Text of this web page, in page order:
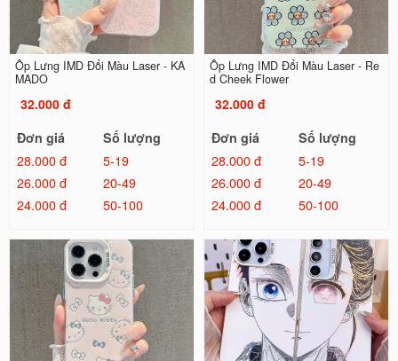
Ốp Lưng IMD Đổi Màu Laser - KA
MADO
32.000 đ
Đơn giá
Số lượng
28.000 đ
5-19
26.000 đ
20-49
24.000 đ
50-100
Ốp Lưng IMD Đổi Màu Laser - Re
d Cheek Flower
32.000 đ
Đơn giá
Số lượng
28.000 đ
5-19
26.000 đ
20-49
24.000 đ
50-100